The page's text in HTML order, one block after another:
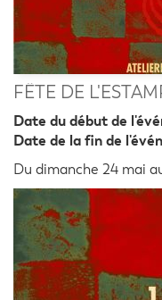
FÊTE DE
Date du début de
Date de la fin de
Du dimanche 24 mai